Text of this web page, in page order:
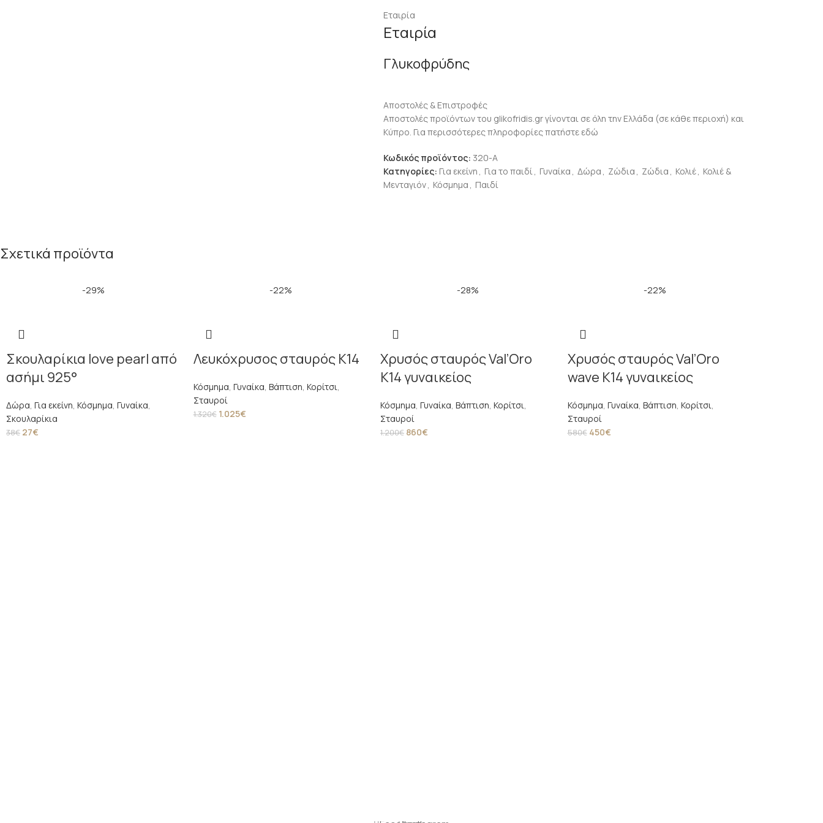
ΒΆΡΟΣ
ΚΟΣΜΉΜΑΤΟΣ
ΔΙΑΣΤΆΣΕΙΣ
Εταιρία
Εταιρία
Γλυκοφρύδης
Αποστολές & Επιστροφές
Αποστολές προϊόντων του glikofridis.gr γίνονται σε όλη την Ελλάδα (σε κάθε περιοχή) και
Κύπρο. Για περισσότερες πληροφορίες πατήστε εδώ
Κωδικός προϊόντος: 320-Α
Κατηγορίες: Για εκείνη , Για το παιδί, Γυναίκα , Δώρα , Ζώδια , Ζώδια , Κολιέ, Κολιέ &
Μενταγιόν, Κόσμημα , Παιδί
Σχετικά προϊόντα
-29%
Σκουλαρίκια love pearl από
ασήμι 925°
Δώρα, Για εκείνη, Κόσμημα, Γυναίκα,
Σκουλαρίκια
38€ 27€
-22%
Λευκόχρυσος σταυρός Κ14
Κόσμημα, Γυναίκα, Βάπτιση, Κορίτσι,
Σταυροί
1.320€ 1.025€
-28%
Χρυσός σταυρός Val’Oro
Κ14 γυναικείος
Κόσμημα, Γυναίκα, Βάπτιση, Κορίτσι,
Σταυροί
1.200€ 860€
-22%
Χρυσός σταυρός Val’Oro
wave Κ14 γυναικείος
Κόσμημα, Γυναίκα, Βάπτιση, Κορίτσι,
Σταυροί
580€ 450€